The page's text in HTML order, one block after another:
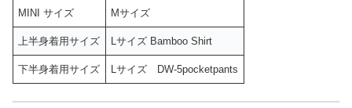
MINI サイズ Mサイズ
上半身着用サイズ Lサイズ Bamboo Shirt
下半身着用サイズ Lサイズ DW-5pocketpants